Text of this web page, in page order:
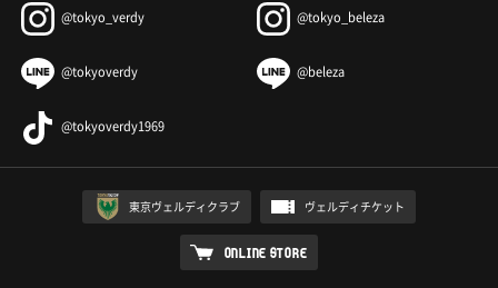
@tokyo_verdy @tokyo_beleza
@tokyoverdy @beleza
@tokyoverdy1969
東京ヴェルディクラブ ヴェルディチケット
ONLINE STORE